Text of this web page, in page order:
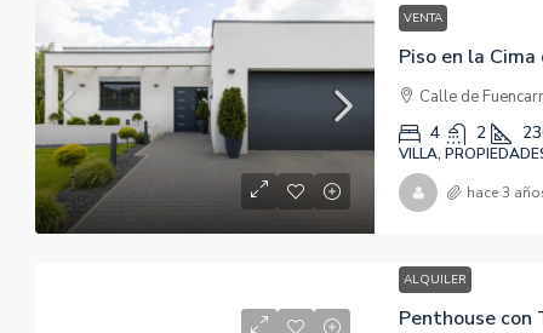
VENTA
Piso en la
Calle de
4 2
VILLA,
hace 3
ALQUILER
Penthouse con